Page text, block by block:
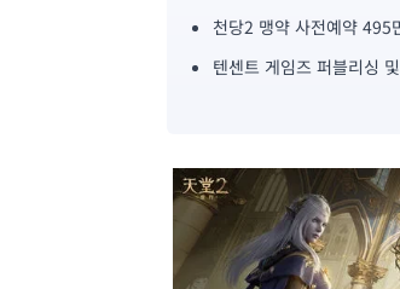
심
천당2 맹약 사전예약 495
텐센트 게임즈 퍼블리싱